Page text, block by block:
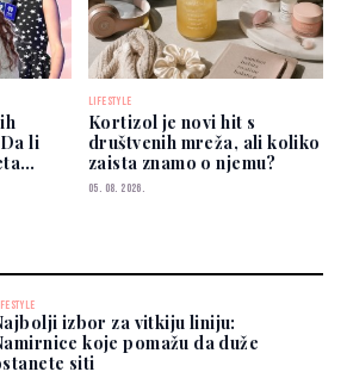
li
LIFESTYLE
Kortizol je novi hit s
društvenih mreža, ali koliko
zaista znamo o njemu?
05. 08. 2026.
izbor za vitkiju liniju:
koje pomažu da duže
siti